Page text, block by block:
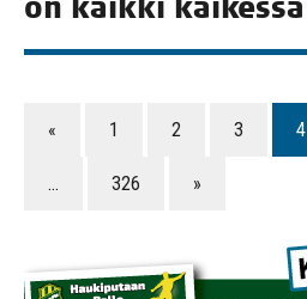
on kaik­ki kaikessa
« 1 2 3 4
… 326 »